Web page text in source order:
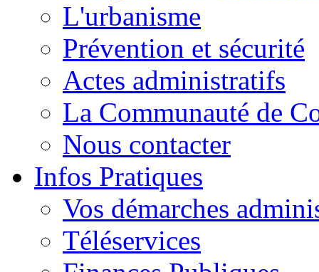
L'urbanisme
Prévention et sécurité
Actes administratifs
La Communauté de
Nous contacter
Infos Pratiques
Vos démarches
Téléservices